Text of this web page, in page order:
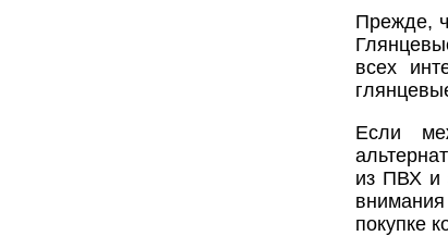
Прежде,
всех
Если
из ПВХ и
покупке